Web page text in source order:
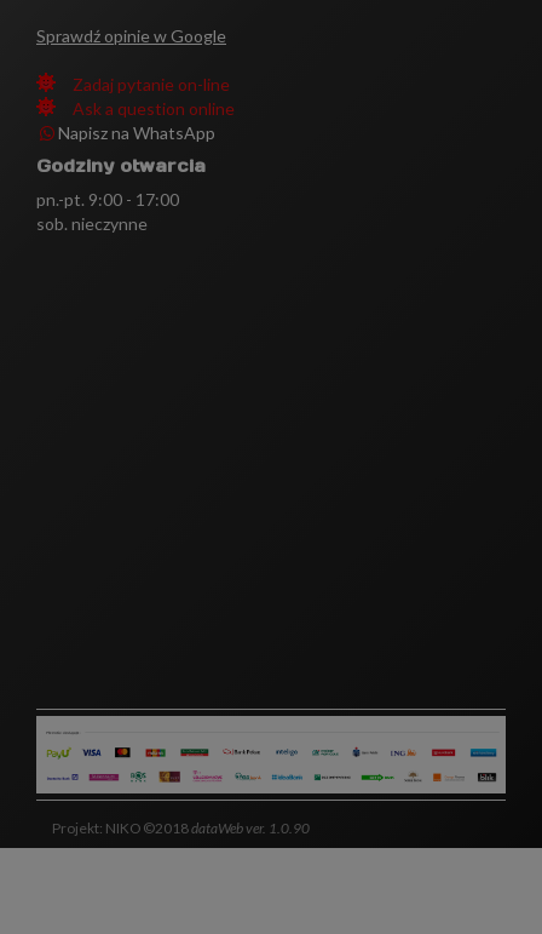
Sprawdź opinie w Google
Zadaj pytanie on-line
Ask a question online
Napisz na WhatsApp
Godziny otwarcia
pn.-pt. 9:00 - 17:00
sob. nieczynne
Projekt: NIKO ©2018dataWeb ver. 1.0.90